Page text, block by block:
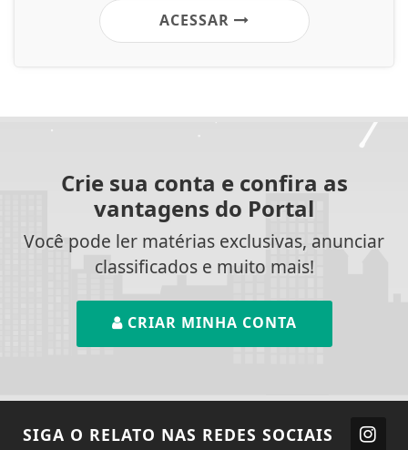
ACESSAR
Crie sua conta e confira as
vantagens do Portal
Você pode ler matérias exclusivas, anunciar
classificados e muito mais!
CRIAR MINHA CONTA
SIGA O RELATO NAS REDES SOCIAIS